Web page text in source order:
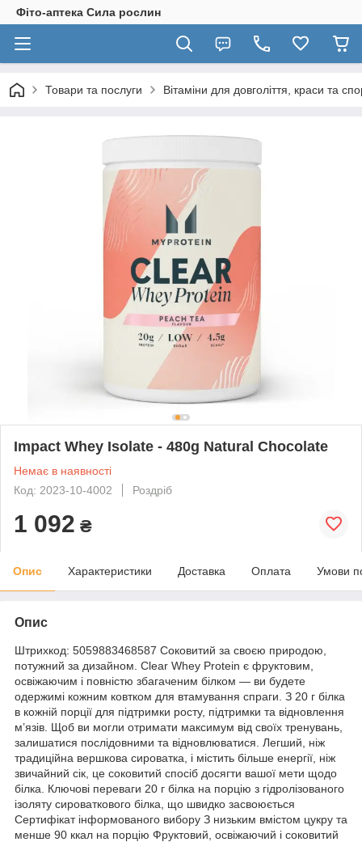
Фіто-аптека Сила рослин
Товари та послуги Вітаміни для довголіття, краси та
Impact Whey Isolate - 480g Natural Chocolate
Немає в наявності
Код: 2023-10-4002
Роздріб
1 092 ₴
Опис Характеристики Доставка Оплата Умови
Опис
Штрихкод: 5059883468587 Соковитий за своєю природою,
потужний за дизайном. Clear Whey Protein є фруктовим,
освіжаючим і повністю збагаченим білком — ви будете
одержимі кожним ковтком для втамування спраги. З 20 г білка
в кожній порції для підтримки росту, підтримки та відновлення
м’язів. Щоб ви могли отримати максимум від своїх тренувань,
залишатися послідовними та відновлюватися. Легший, ніж
традиційна вершкова сироватка, і містить більше енергії, ніж
звичайний сік, це соковитий спосіб досягти вашої мети щодо
білка. Ключові переваги 20 г білка на порцію з гідролізованого
ізоляту сироваткового білка, що швидко засвоюється
Сертифікат інформованого вибору З низьким вмістом цукру та
менше 90 ккал на порцію Фруктовий, освіжаючий і соковитий